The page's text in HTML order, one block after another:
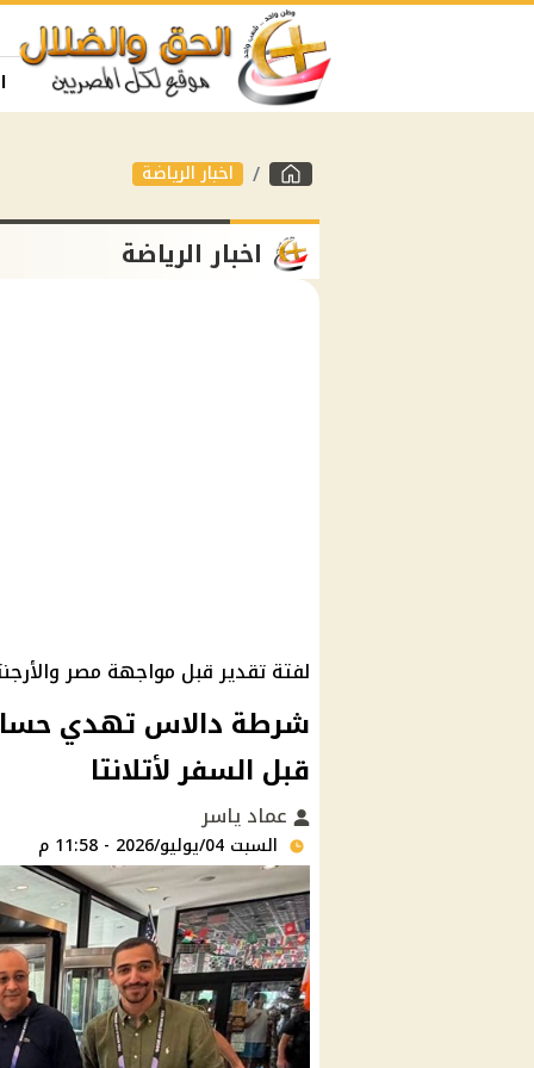
اخبار الرياضة
اخبار الرياضة
لفتة تقدير قبل مواجهة مصر
شرطة دالاس تهدي
قبل السفر لأتلانتا
عماد ياسر
السبت 04/يوليو/2026 - 11:58 م